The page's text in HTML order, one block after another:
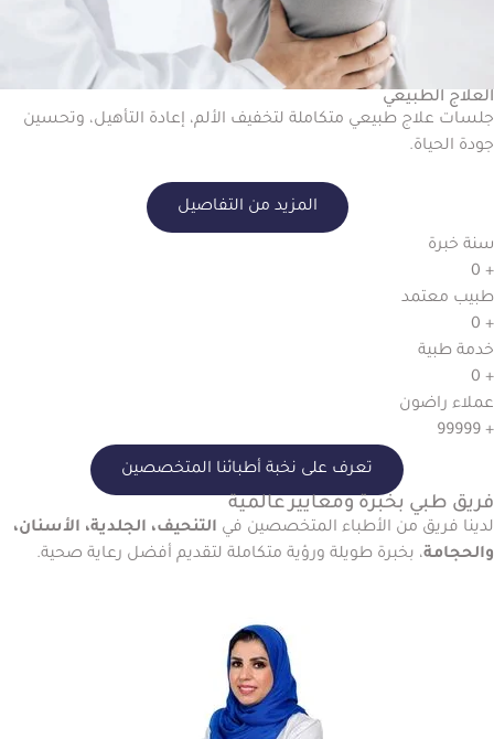
العلاج الطبيعي
جلسات علاج طبيعي متكاملة لتخفيف الألم، إعادة التأهيل، وتحسين
جودة الحياة.
المزيد من التفاصيل
سنة خبرة
+
0
طبيب معتمد
+
0
خدمة طبية
+
0
عملاء راضون
+
99999
تعرف على نخبة أطبائنا المتخصصين
فريق طبي بخبرة ومعايير عالمية
لدينا فريق من الأطباء المتخصصين في التنحيف، الجلدية، الأسنان،
والحجامة، بخبرة طويلة ورؤية متكاملة لتقديم أفضل رعاية صحية.